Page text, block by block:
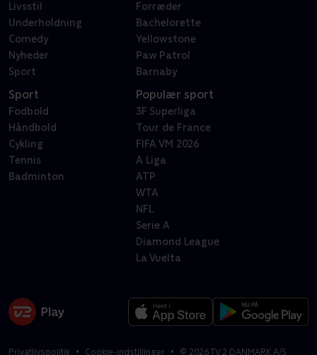
Livsstil
Underholdning
Comedy
Nyheder
Sport
Forræder
Bachelorette
Yellowstone
Paw Patrol
Barnaby
Sport
Fodbold
Håndbold
Cykling
Tennis
Badminton
Populær sport
3F Superliga
Tour de France
FIFA VM 2026
A Liga
ATP
WTA
NFL
Serie A
Diamond League
La Vuelta
Privatlivspolitik Cookie-indstillinger © 2026TV 2 DANMARK A/S